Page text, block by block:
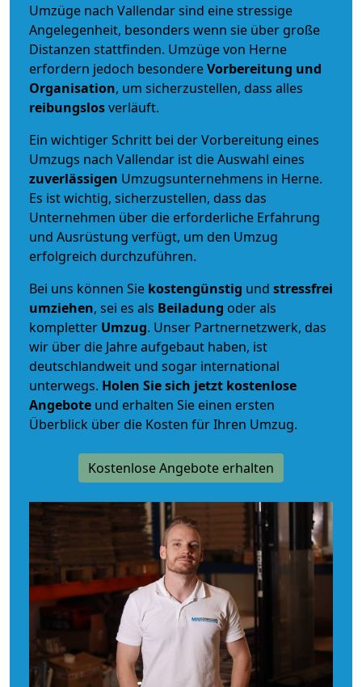
Umzüge nach Vallendar sind eine stressige
Angelegenheit, besonders wenn sie über große
Distanzen stattfinden. Umzüge von Herne
erfordern jedoch besondereVorbereitung und
Organisation, um sicherzustellen, dass alles
reibungslosverläuft.
Ein wichtiger Schritt bei der Vorbereitung eines
Umzugs nach Vallendar ist die Auswahl eines
zuverlässigen Umzugsunternehmens in Herne.
Es ist wichtig, sicherzustellen, dass das
Unternehmen über die erforderliche Erfahrung
und Ausrüstung verfügt, um den Umzug
erfolgreich durchzuführen.
Bei uns können Sie kostengünstig und stressfrei
umziehen, sei es als Beiladung oder als
kompletter Umzug. Unser Partnernetzwerk, das
wir über die Jahre aufgebaut haben, ist
deutschlandweit und sogar international
unterwegs. Holen Sie sich jetzt kostenlose
Angebote und erhalten Sie einen ersten
Überblick über die Kosten für Ihren Umzug.
Kostenlose Angebote erhalten